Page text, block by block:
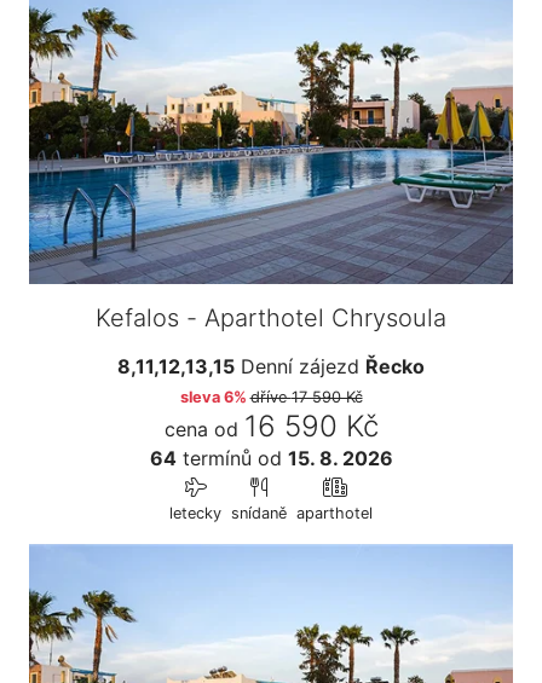
Kefalos - Aparthotel Chrysoula
8,11,12,13,15 Denní zájezd Řecko
sleva 6% dříve17 590 Kč
cena od 16 590 Kč
64termínů od 15. 8. 2026
letecky snídaně aparthotel